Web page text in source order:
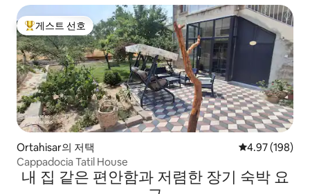
상위 게스트 선호
게스트 선호
Ortahisar의 저택 평점 4.97점(5
4.97 (198)
Cappadocia Tatil House
내 집 같은 편안함과 저렴한 장기 숙박 요